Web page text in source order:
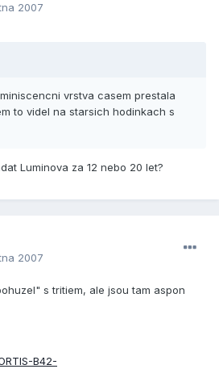
2007
vrstva casem prestala
to videl na starsich hodinkach s
Luminova za 12 nebo 20 let?
2007
s tritiem, ale jsou tam aspon
B42-